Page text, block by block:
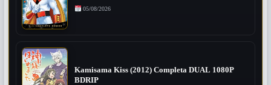
05/08/2026
Kamisama Kiss (2012) Completa DUAL 1080P
BDRIP